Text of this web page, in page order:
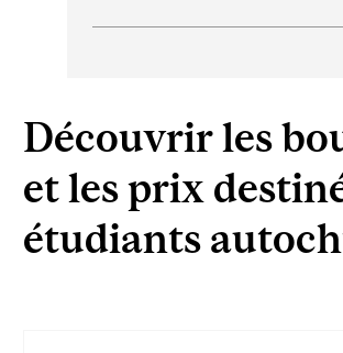
Découvrir les
et les prix
étudiants